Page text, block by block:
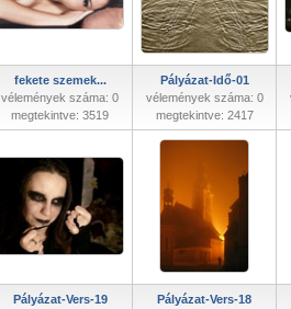
fekete szemek...
vélemények száma: 0
megtekintve: 3519
Pályázat-Idő-01
vélemények száma: 0
megtekintve: 2417
Pályázat-Vers-19
Pályázat-Vers-18